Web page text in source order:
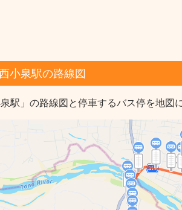
小泉駅の路線図
駅」の路線図と停車するバス停を地図